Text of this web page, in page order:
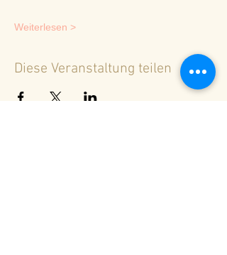
Weiterlesen >
Diese Veranstaltung teilen